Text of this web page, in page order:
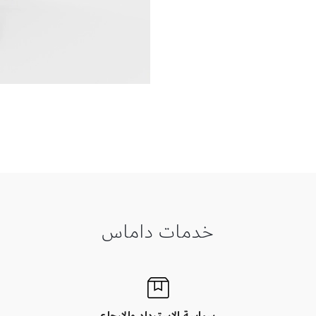
خدمات داماس